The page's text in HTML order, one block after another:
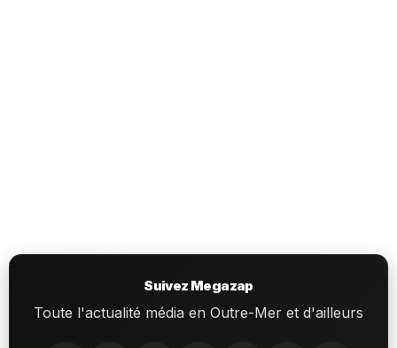
Suivez Megazap
Toute l'actualité média en Outre-Mer et d'ailleurs